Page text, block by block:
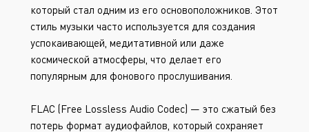
который стал одним из его основоположников. Этот
стиль музыки часто используется для создания
успокаивающей, медитативной или даже
космической атмосферы, что делает его
популярным для фонового прослушивания.
FLAC (Free Lossless Audio Codec) — это сжатый без
потерь формат аудиофайлов, который сохраняет